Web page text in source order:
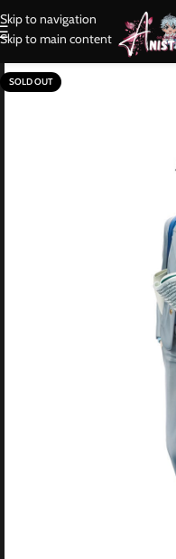
Skip to navigation
Skip to main content
SOLD OUT